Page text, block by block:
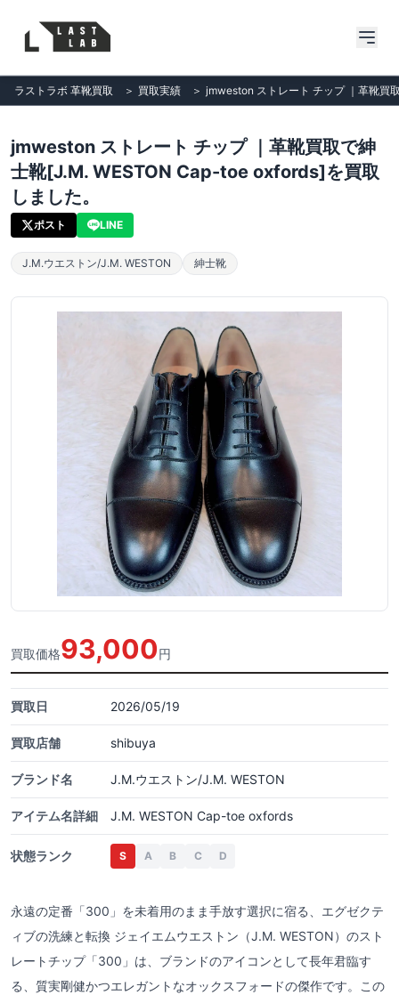
ラストラボ 革靴買取 ＞ 買取実績 ＞ jmweston ストレート チップ ｜革靴買
jmweston ストレート チップ ｜革靴買取で紳
士靴[J.M. WESTON Cap-toe oxfords]を買取
しました。
ポスト LINE
J.M.ウエストン/J.M. WESTON 紳士靴
買取価格93,000円
買取日 2026/05/19
買取店舗 shibuya
ブランド名 J.M.ウエストン/J.M. WESTON
アイテム名詳細 J.M. WESTON Cap-toe oxfords
状態ランク S A B C D
永遠の定番「300」を未着用のまま手放す選択に宿る、エグゼクテ
ィブの洗練と転換 ジェイエムウエストン（J.M. WESTON）のスト
レートチップ「300」は、ブランドのアイコンとして長年君臨す
る、質実剛健かつエレガントなオックスフォードの傑作です。この